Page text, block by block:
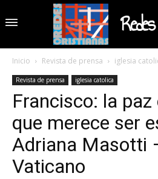
Inicio Revista de prensa iglesia
Revista de prensa iglesia catolica
Francisco: la
que merece ser
Adriana Masotti
Vaticano